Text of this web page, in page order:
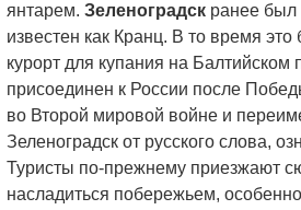
янтарем. Зеленоградск ранее был
известен как Кранц. В то время
курорт для купания на
присоединен к России после
во Второй мировой войне и
Зеленоградск от русского слова,
Туристы по-прежнему приезжают
насладиться побережьем,